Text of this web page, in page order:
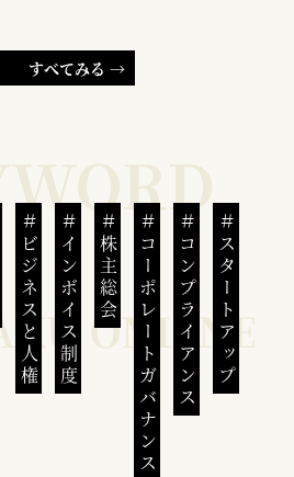
すべてみる →
ビジネスと人権インボイス制度 株主総会 コーポレートガバナンスコンプライアンススタートアップ